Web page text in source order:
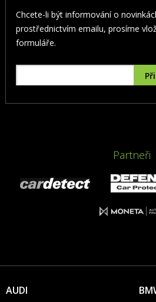
Chcete-li být informování o
prostřednictvím emailu, prosíme
formuláře.
Partneři
AUDI